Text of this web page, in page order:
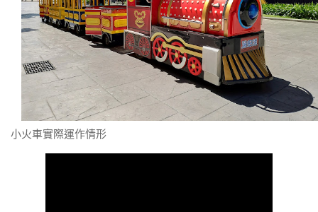
小火車實際運作情形